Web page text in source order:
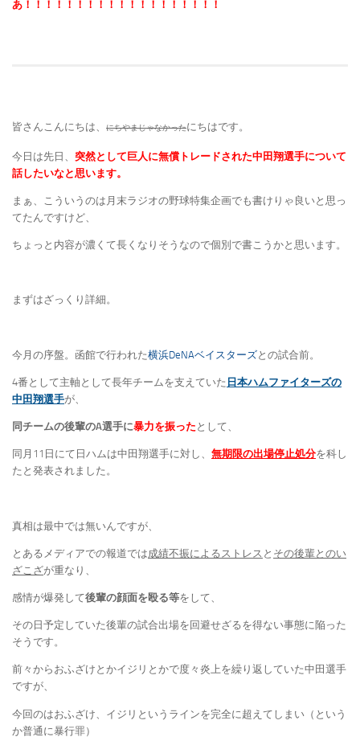
あ！！！！！！！！！！！！！！！！！！！
皆さんこんにちは、 にちやまじゃなかったにちはです。
今日は先日、 突然として巨人に無償トレードされた中田翔選手について
話したいなと思います。
まぁ、こういうのは月末ラジオの野球特集企画でも書けりゃ良いと思っ
てたんですけど、
ちょっと内容が濃くて長くなりそうなので個別で書こうかと思います。
まずはざっくり詳細。
今月の序盤。函館で行われた横浜DeNAベイスターズとの試合前。
4番として主軸として長年チームを支えていた 日本ハムファイターズの
中田翔選手が、
同チームの後輩のA選手に暴力を振った として、
同月11日にて日ハムは中田翔選手に対し、 無期限の出場停止処分を科し
たと発表されました。
真相は最中では無いんですが、
とあるメディアでの報道では成績不振によるストレス と その後輩とのい
ざこざが重なり、
感情が爆発して後輩の顔面を殴る等をして、
その日予定していた後輩の試合出場を回避せざるを得ない事態に陥った
そうです。
前々からおふざけとかイジリとかで度々炎上を繰り返していた中田選手
ですが、
今回のはおふざけ、イジリというラインを完全に超えてしまい（という
か普通に暴行罪）